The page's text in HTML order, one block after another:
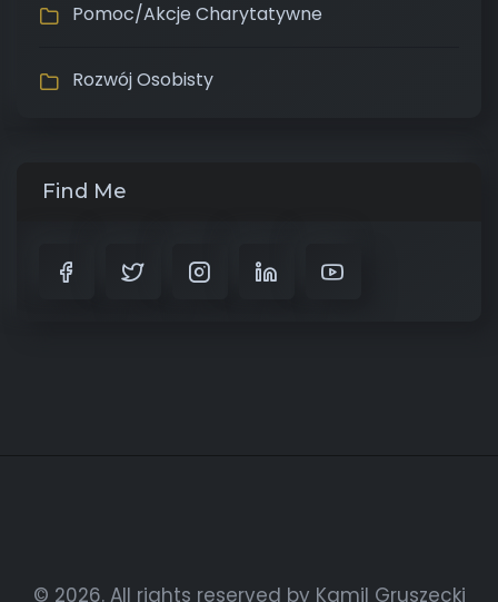
Pomoc/Akcje Charytatywne
Rozwój Osobisty
Find Me
© 2026. All rights reserved by Kamil Gruszecki